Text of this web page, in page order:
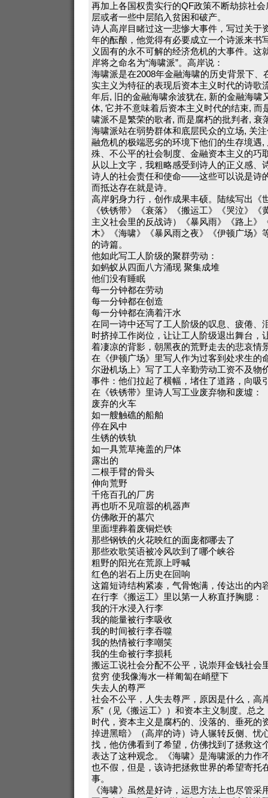
再加上各国权贵实行的QF政策不断劫掠社
层或者一些中层陷入贫困和破产。
诗人高岸目睹过这一悲惨大事件，写过关于
年的酝酿，他觉得有必要成立一个诗派来书
义固有的永不可解的经济危机的大事件。这
岸将之命名为“海啸派”。高岸说：
海啸派是在2008年金融海啸的历史背景下、
实主义为特征的表现后资本主义时代的诗歌
年后, 旧的金融海啸余波犹在, 新的金融海啸
体, 它并不意味着后资本主义时代的结束, 而
啸派不是繁荣的歌者, 而是腐朽的批判者, 衰
海啸派站在弱势群体和底层民众的立场, 关
融危机的极端恶劣的环境下他们的生存境遇
殊、不公平的社会制度、金融资本主义的巧
从以上文字，我粗略感受到诗人的正义感、
诗人的社会责任和使命——这些可以说是诗
而抵达存在就是诗。
高岸躬身力行，创作成果丰硕。陆续写出《
《铁锈带》《衰落》《搬运工》《哭泣》
主义社会里的反战诗）《暴风雨》《路上》
木》《海啸》《暴风雨之夜》《伊顿广场》
的诗篇。
他如此写工人阶级的聚群劳动：
如蚂蚁从四面八方涌现 聚集成堆
他们没有睡眠
每一分钟都在劳动
每一分钟都在创造
每一分钟都在滴着汗水
在同一诗中还写了工人阶级的叹息、疲倦、
时挤掉工作岗位，让让工人阶级退出舞台，
着凄凉的背影，朝黑夜的荒野走去的悲哀情
在《伊顿广场》里写人作为过客到处求生的
尔逊机场上》写了工人辛勤劳动工资不及物
事件：他们拉起了横幅，堵住了道路，向吸
在《铁锈带》里诗人写工业废弃物和废墟：
废弃的火车
如一艘触礁的船舶
停在风中
生锈的铁轨
如一具荒草掩盖的尸体
露出的
二根手臂的骨头
伸向荒野
千疮百孔的厂房
再也听不见喧嚣的机器声
仿佛敞开的墓穴
里面埋葬着废铜烂铁
那些钢铁的火花映红的面庞都哪去了
那些欢歌笑语被冷风吹到了哪个峡谷
粗野的阳光在荒原上呼喊
红色的岩石上历史在回响
这篇短诗结构紧凑，气骨饱满，传达出的内
在行李《搬运工》里以第一人称直抒胸臆：
我的汗水浸入行李
我的能量被行李吸收
我的时间被行李吞噬
我的热情被行李嘲笑
我的生命被行李损耗
搬运工说社会分配不公平，说崇拜金钱社会
贫穷 使我像海水一样匍匐在峭壁下
失去人的尊严
社会不公平，人失去尊严，原因是什么，高
系”（见《搬运工》）和资本主义制度。总
时代，资本主义是腐朽的、没落的、垂死的
掉进黑暗》（高岸的诗）诗人辗转反侧、忧
找，他仿佛看到了希望，仿佛找到了拯救这
表达了这种观念。《海啸》是海啸派的力作
也不假，但是，该诗把拯救世界的希望寄托
事。
《海啸》虽然是好诗，运思方法上也尽管